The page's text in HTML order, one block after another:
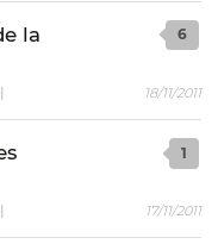
la
6
18/11/2011
1
17/11/2011